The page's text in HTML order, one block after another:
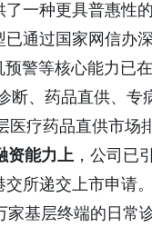
一种更具普惠性
已通过国家网信办
警等核心能力已
断、药品直供、
医疗药品直供市
资能力上 ，公司已
所递交上市申请
基层终端的日常